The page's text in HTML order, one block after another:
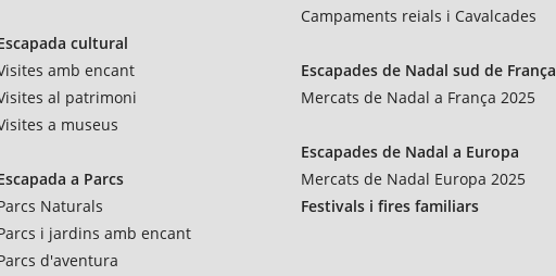
cultural
amb encant
al patrimoni
a museus
a Parcs
Naturals
i jardins amb encant
d'aventura
Campaments reials i Cavalcades
Escapades de Nadal sud de França
Mercats de Nadal a França 2025
Escapades de Nadal a Europa
Mercats de Nadal Europa 2025
Festivals i fires familiars